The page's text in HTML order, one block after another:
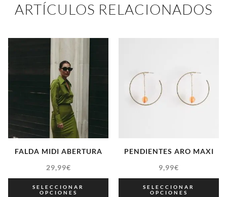
ARTÍCULOS RELACIONADOS
FALDA MIDI ABERTURA
29,99€
SELECCIONAR
OPCIONES
PENDIENTES ARO MAXI
9,99€
SELECCIONAR
OPCIONES